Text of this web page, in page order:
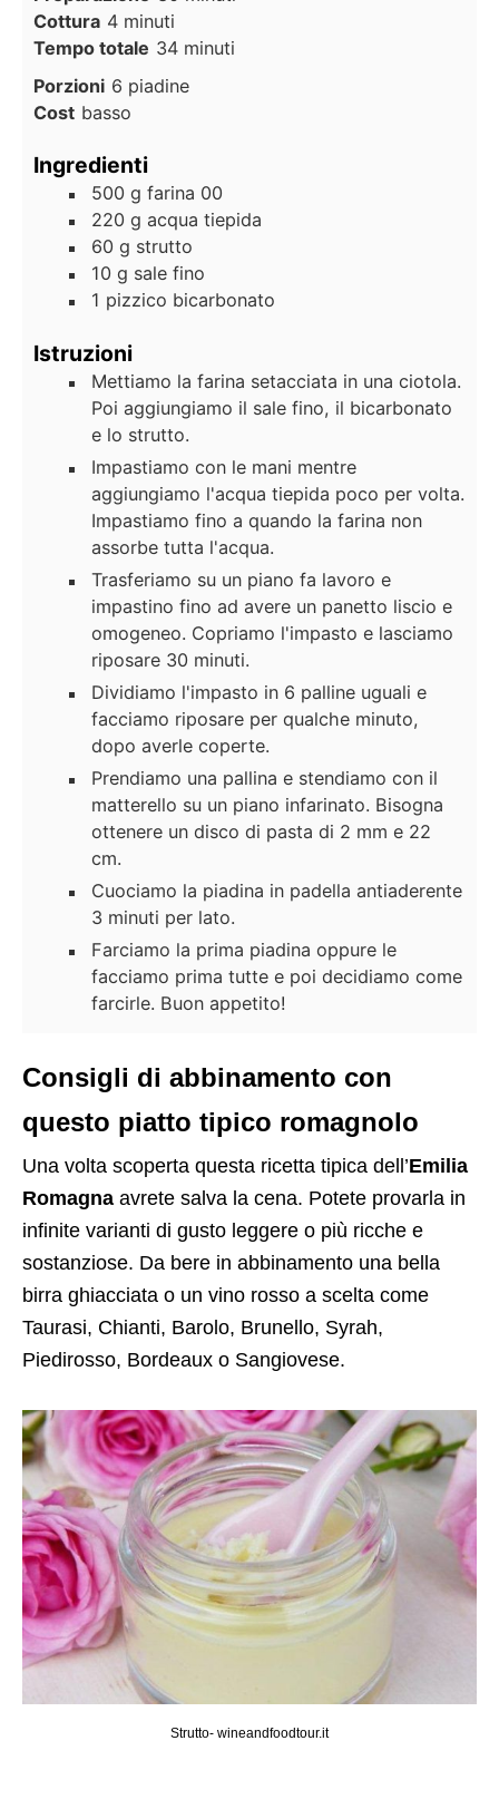
Cottura 4 minuti
Tempo totale 34 minuti
Porzioni 6 piadine
Cost basso
Ingredienti
500 g farina 00
220 g acqua tiepida
60 g strutto
10 g sale fino
1 pizzico bicarbonato
Istruzioni
Mettiamo la farina setacciata in una ciotola.
Poi aggiungiamo il sale fino, il bicarbonato
e lo strutto.
Impastiamo con le mani mentre
aggiungiamo l'acqua tiepida poco per volta.
Impastiamo fino a quando la farina non
assorbe tutta l'acqua.
Trasferiamo su un piano fa lavoro e
impastino fino ad avere un panetto liscio e
omogeneo. Copriamo l'impasto e lasciamo
riposare 30 minuti.
Dividiamo l'impasto in 6 palline uguali e
facciamo riposare per qualche minuto,
dopo averle coperte.
Prendiamo una pallina e stendiamo con il
matterello su un piano infarinato. Bisogna
ottenere un disco di pasta di 2 mm e 22
cm.
Cuociamo la piadina in padella antiaderente
3 minuti per lato.
Farciamo la prima piadina oppure le
facciamo prima tutte e poi decidiamo come
farcirle. Buon appetito!
Consigli di abbinamento con
questo piatto tipico romagnolo
Una volta scoperta questa ricetta tipica dell’Emilia
Romagna avrete salva la cena. Potete provarla in
infinite varianti di gusto leggere o più ricche e
sostanziose. Da bere in abbinamento una bella
birra ghiacciata o un vino rosso a scelta come
Taurasi, Chianti, Barolo, Brunello, Syrah,
Piedirosso, Bordeaux o Sangiovese.
Strutto- wineandfoodtour.it